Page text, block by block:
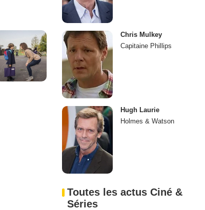
Chris Mulkey
Capitaine Phillips
Hugh Laurie
Holmes & Watson
Toutes les actus Ciné &
Séries